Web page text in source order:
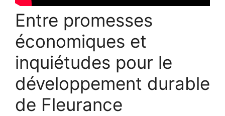
Entre promesses
économiques et
inquiétudes pour le
développement durable
de Fleurance